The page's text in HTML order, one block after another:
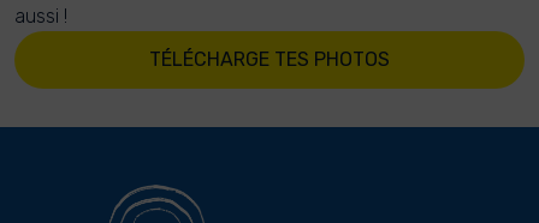
aussi !
TÉLÉCHARGE TES PHOTOS